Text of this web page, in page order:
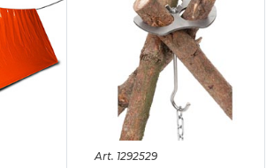
Art. 1292529